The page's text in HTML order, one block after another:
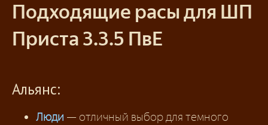
Подходящие расы для ШП
Приста 3.3.5 ПвЕ
Альянс:
Люди — отличный выбор для темного